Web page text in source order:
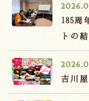
185周
トの
吉川
お知らせ
お問い合わせ
予約確認・変更
キャンセルポリ
宿泊約款